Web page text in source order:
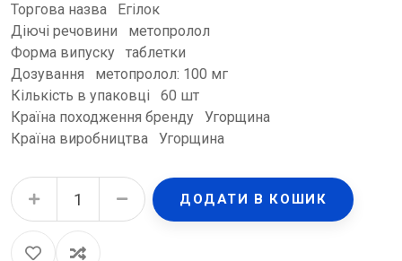
Торгова назва Егілок
Діючі речовини метопролол
Форма випуску таблетки
Дозування метопролол: 100 мг
Кількість в упаковці 60 шт
Країна походження бренду Угорщина
Країна виробництва Угорщина
Егілок таблетки по 100 мг №60 у флак. quantity
ДОДАТИ В КОШИК